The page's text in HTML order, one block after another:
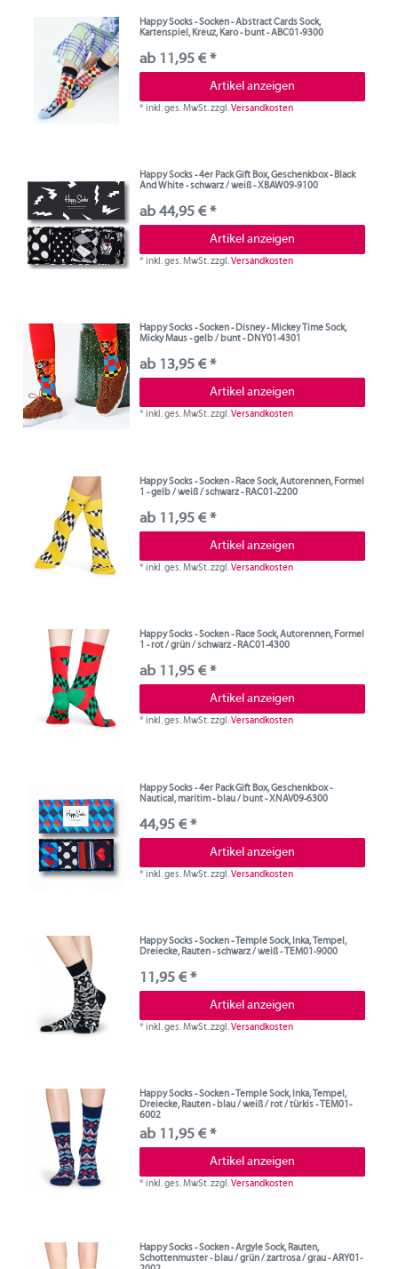
Happy Socks - Socken - Abstract Cards Sock,
Kartenspiel, Kreuz, Karo - bunt - ABC01-9300
ab 11,95 € *
Artikel anzeigen
*inkl. ges. MwSt.zzgl.Versandkosten
Happy Socks - 4er Pack Gift Box, Geschenkbox - Black
And White - schwarz / weiß - XBAW09-9100
ab 44,95 € *
Artikel anzeigen
*inkl. ges. MwSt.zzgl.Versandkosten
Happy Socks - Socken - Disney - Mickey Time Sock,
Micky Maus - gelb / bunt - DNY01-4301
ab 13,95 € *
Artikel anzeigen
*inkl. ges. MwSt.zzgl.Versandkosten
Happy Socks - Socken - Race Sock, Autorennen, Formel
1 - gelb / weiß / schwarz - RAC01-2200
ab 11,95 € *
Artikel anzeigen
*inkl. ges. MwSt.zzgl.Versandkosten
Happy Socks - Socken - Race Sock, Autorennen, Formel
1 - rot / grün / schwarz - RAC01-4300
ab 11,95 € *
Artikel anzeigen
*inkl. ges. MwSt.zzgl.Versandkosten
Happy Socks - 4er Pack Gift Box, Geschenkbox -
Nautical, maritim - blau / bunt - XNAV09-6300
44,95 € *
Artikel anzeigen
*inkl. ges. MwSt.zzgl.Versandkosten
Happy Socks - Socken - Temple Sock, Inka, Tempel,
Dreiecke, Rauten - schwarz / weiß - TEM01-9000
11,95 € *
Artikel anzeigen
*inkl. ges. MwSt.zzgl.Versandkosten
Happy Socks - Socken - Temple Sock, Inka, Tempel,
Dreiecke, Rauten - blau / weiß / rot / türkis - TEM01-
6002
ab 11,95 € *
Artikel anzeigen
*inkl. ges. MwSt.zzgl.Versandkosten
Happy Socks - Socken - Argyle Sock, Rauten,
Schottenmuster - blau / grün / zartrosa / grau - ARY01-